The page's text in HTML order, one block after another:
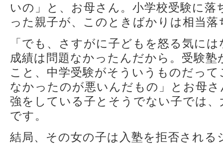
いの」と、お母さん。小学校受験に
った親子が、このときばかりは相当
「でも、さすがに子どもを怒る気に
成績は問題なかったんだから。受験
こと、中学受験がそういうものだっ
なかったのが悪いんだもの」とお母
強をしている子とそうでない子では
です。
結局、その女の子は入塾を拒否され